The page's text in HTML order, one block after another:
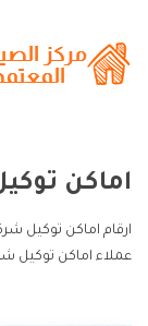
اماكن
ارقام اماكن توكيل
عملاء اماكن توكيل